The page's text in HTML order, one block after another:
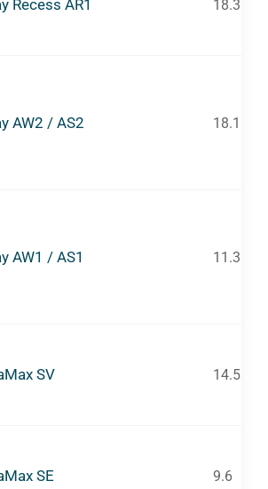
Recess AR1 18.3
AW2 / AS2 18.1
AW1 / AS1 11.3
SV 14.5
SE 9.6